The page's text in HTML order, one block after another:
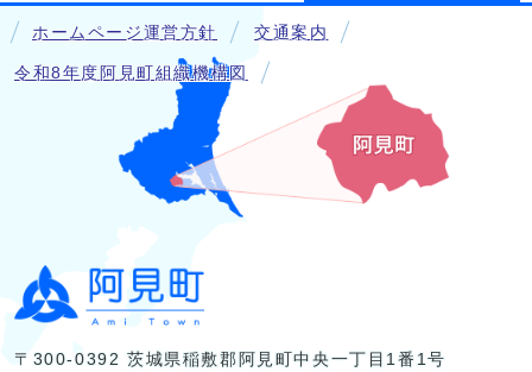
ホームページ運営方針 交通案内
令和8年度阿見町組織機構図
〒300-0392 茨城県稲敷郡阿見町中央一丁目1番1号